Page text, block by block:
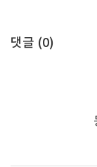
댓글 (0)